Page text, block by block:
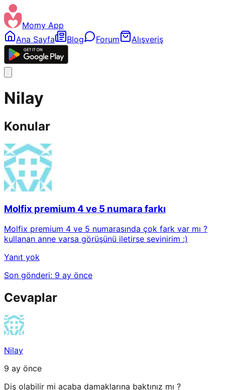
Momy App
Ana Sayfa
Blog Forum Alışveriş
Nilay
Konular
Molfix premium 4 ve 5 numara farkı
Molfix premium 4 ve 5 numarasında çok fark var mı ?
kullanan anne varsa görüşünü iletirse sevinirim :)
Yanıt yok
Son gönderi: 9 ay önce
Cevaplar
Nilay
9 ay önce
Diş olabilir mi acaba damaklarına baktınız mı ?